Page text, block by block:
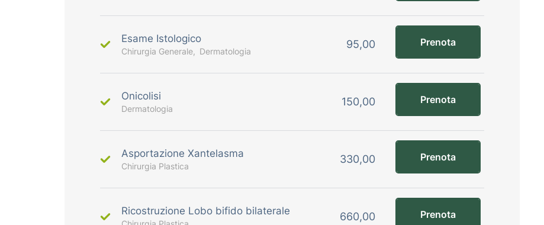
Esame Istologico
Chirurgia Generale Dermatologia
95,00 Prenota
Onicolisi
Dermatologia
150,00 Prenota
Asportazione Xantelasma
Chirurgia Plastica
330,00 Prenota
Ricostruzione Lobo bifido bilaterale 660,00 Prenota